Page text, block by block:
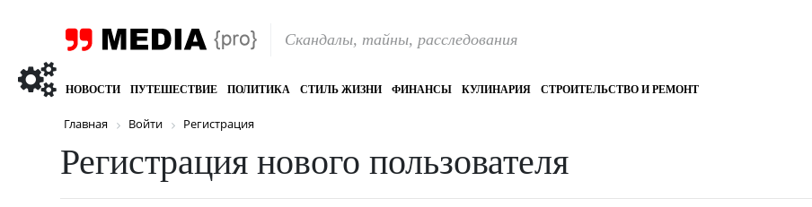
Скандалы, тайны, расследования
НОВОСТИ ПУТЕШЕСТВИЕ ПОЛИТИКА СТИЛЬ ЖИЗНИ ФИНАНСЫ КУЛИНАРИЯ СТРОИТЕЛЬСТВО И РЕМОНТ
Главная Войти Регистрация
Регистрация нового пользователя